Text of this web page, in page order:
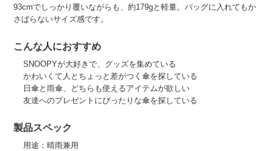
93cmでしっかり覆いながらも、約179gと軽量。バッグに入れてもか
さばらないサイズ感です。
こんな人におすすめ
SNOOPYが大好きで、グッズを集めている
かわいくて人とちょっと差がつく傘を探している
日傘と雨傘、どちらも使えるアイテムが欲しい
友達へのプレゼントにぴったりな傘を探している
製品スペック
用途：晴雨兼用